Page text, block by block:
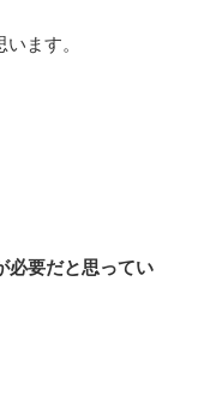
ます。
必要だと思ってい